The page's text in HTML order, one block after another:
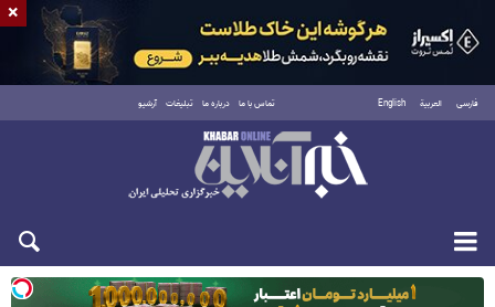
فارسی العربية English تماس با ما درباره ما تبلیغات آرشیو
یکشنبه ۱۸ مرداد ۱۴۰۵
×